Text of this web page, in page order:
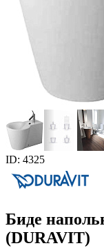
ID: 4325
Биде
(DURAVIT)